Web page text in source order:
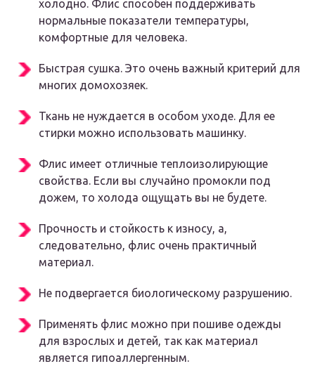
холодно. Флис способен поддерживать
нормальные показатели температуры,
комфортные для человека.
Быстрая сушка. Это очень важный критерий для
многих домохозяек.
Ткань не нуждается в особом уходе. Для ее
стирки можно использовать машинку.
Флис имеет отличные теплоизолирующие
свойства. Если вы случайно промокли под
дожем, то холода ощущать вы не будете.
Прочность и стойкость к износу, а,
следовательно, флис очень практичный
материал.
Не подвергается биологическому разрушению.
Применять флис можно при пошиве одежды
для взрослых и детей, так как материал
является гипоаллергенным.